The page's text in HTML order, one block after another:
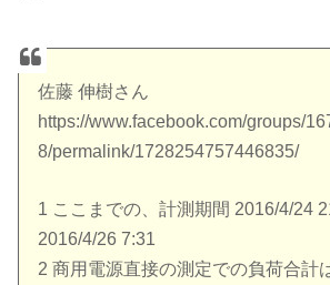
佐藤 伸樹さん
https://www.facebook.com/groups/
8/permalink/1728254757446835/
1 ここまでの、計測期間 2016/4/24
2016/4/26 7:31
2 商用電源直接の測定での負荷合計